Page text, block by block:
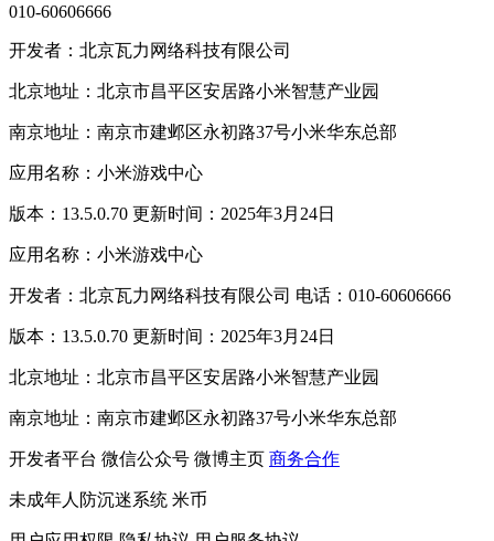
010-60606666
开发者：北京瓦力网络科技有限公司
北京地址：北京市昌平区安居路小米智慧产业园
南京地址：南京市建邺区永初路37号小米华东总部
应用名称：小米游戏中心
版本：13.5.0.70 更新时间：2025年3月24日
应用名称：小米游戏中心
开发者：北京瓦力网络科技有限公司 电话：010-60606666
版本：13.5.0.70 更新时间：2025年3月24日
北京地址：北京市昌平区安居路小米智慧产业园
南京地址：南京市建邺区永初路37号小米华东总部
开发者平台 微信公众号 微博主页 商务合作
未成年人防沉迷系统 米币